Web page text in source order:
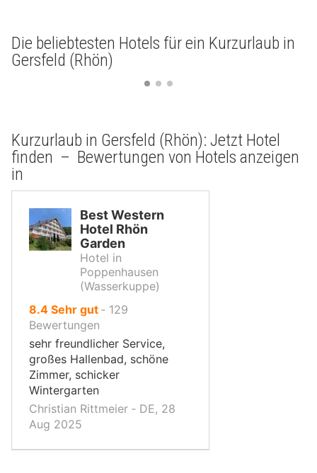
Die beliebtesten Hotels für ein Kurzurlaub in
Gersfeld (Rhön)
Kurzurlaub in Gersfeld (Rhön): Jetzt Hotel
finden – Bewertungen von Hotels anzeigen
in
Best Western
Hotel Rhön
Garden
Hotel in
Poppenhausen
(Wasserkuppe)
8.4von
10,
Sehr gut ‐ 129
Bewertungen
sehr freundlicher Service,
großes Hallenbad, schöne
Zimmer, schicker
Wintergarten
Christian Rittmeier ‐ DE, 28
Aug 2025